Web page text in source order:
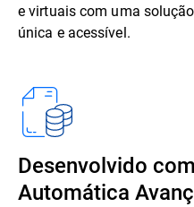
e virtuais com uma
única e acessível.
Desenvolvido
Automática